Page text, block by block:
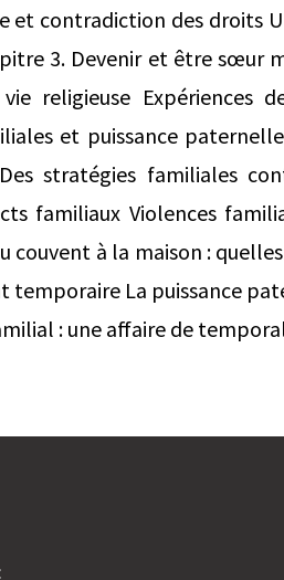
et contradiction des droits
3. Devenir et être sœur
religieuse Expériences
et puissance
stratégies familiales
familiaux Violences
couvent à la maison :
La puissance
: une affaire de